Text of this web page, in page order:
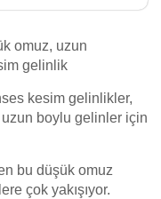
omuz, uzun
gelinlik
kesim gelinlikler,
boylu gelinler için
bu düşük omuz
çok yakışıyor.